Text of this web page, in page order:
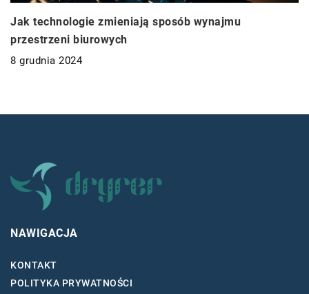
Jak technologie zmieniają sposób wynajmu
przestrzeni biurowych
8 grudnia 2024
NAWIGACJA
KONTAKT
POLITYKA PRYWATNOŚCI